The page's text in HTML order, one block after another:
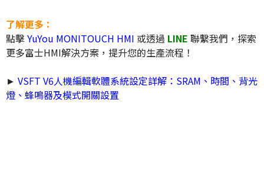
了解更多：
點擊YuYou MONITOUCH HMI 或透過 LINE 聯繫我們，探索
更多富士HMI解決方案，提升您的生產流程！
► VSFT V6人機編輯軟體系統設定詳解：SRAM、時間、背光
燈、蜂鳴器及模式開關設置